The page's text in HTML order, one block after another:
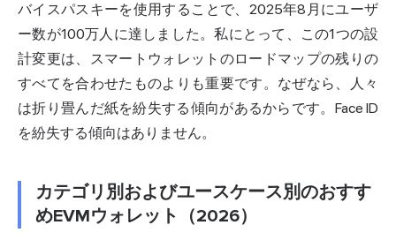
バイスパスキーを使用することで、2025年8月にユーザ
ー数が100万人 に達しました。私にとって、この1つの設
計変更は、スマートウォレットのロードマップの残りの
すべてを合わせたものよりも重要です。なぜなら、人々
は折り畳んだ紙を紛失する傾向があるからです。Face ID
を紛失する傾向はありません。
カテゴリ別およびユースケース別のおすす
めEVMウォレット（2026）